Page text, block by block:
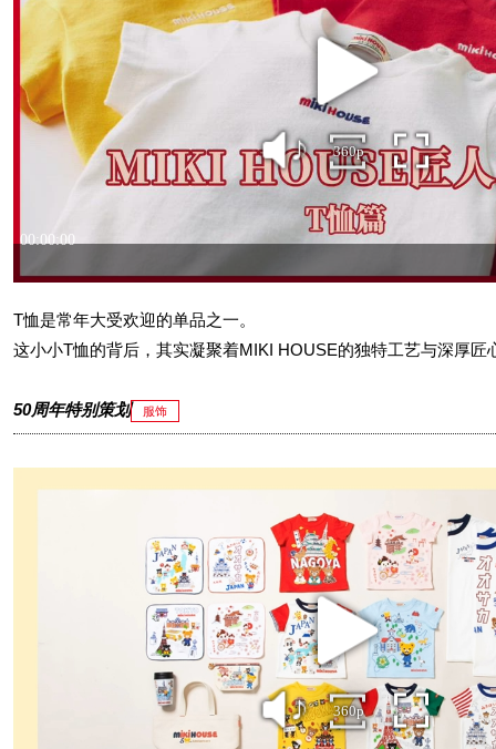
T恤是常年大受欢迎的单品之一。
这小小T恤的背后，其实凝聚着MIKI HOUSE的独特工艺与深厚匠
50周年特别策划 服饰